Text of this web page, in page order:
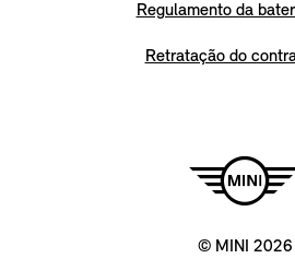
Regulamento da
Retratação do
© MINI 2026